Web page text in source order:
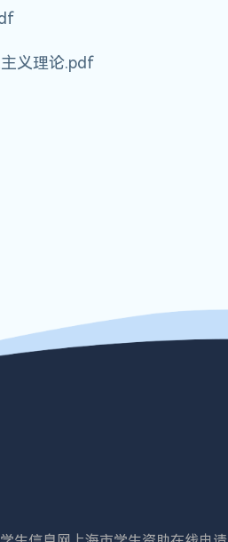
义理论.pdf